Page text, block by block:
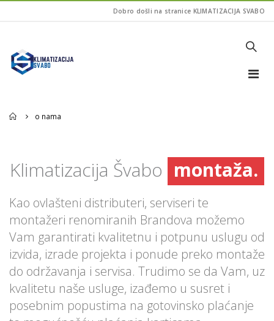
Dobro došli na stranice KLIMATIZACIJA SVABO
Home
o nama
Klimatizacija Švabo servis.
prodaja.
Kao ovlašteni distributeri, serviseri te
montažeri renomiranih Brandova možemo
Vam garantirati kvalitetnu i potpunu uslugu od
izvida, izrade projekta i ponude preko montaže
do održavanja i servisa. Trudimo se da Vam, uz
kvalitetu naše usluge, izađemo u susret i
posebnim popustima na gotovinsko plaćanje